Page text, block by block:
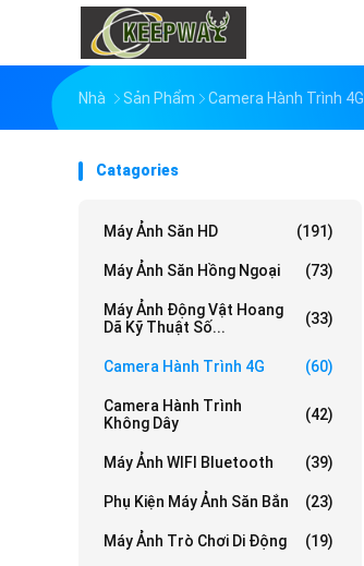
Nhà Sản Phẩm Camera Hành Trình 4G
Catagories
Máy Ảnh Săn HD (191)
Máy Ảnh Săn Hồng Ngoại (73)
Máy Ảnh Động Vật Hoang
Dã Kỹ Thuật Số...
(33)
Camera Hành Trình 4G (60)
Camera Hành Trình
Không Dây
(42)
Máy Ảnh WIFI Bluetooth (39)
Phụ Kiện Máy Ảnh Săn Bắn (23)
Máy Ảnh Trò Chơi Di Động (19)